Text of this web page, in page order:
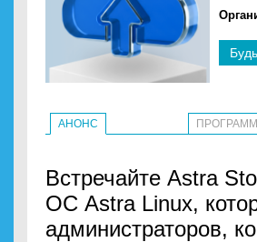
АНОНС
Встречайте Astra
ОС Astra Linux,
администраторов,